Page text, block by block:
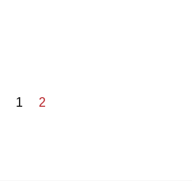
1 2